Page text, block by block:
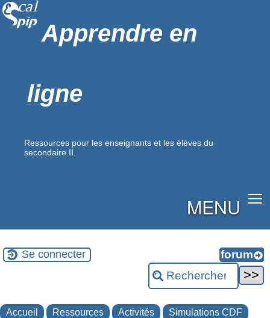
Apprendre en
ligne
Ressources pour les enseignants et les élèves du
secondaire II.
MENU
Se connecter
Accueil Ressources Activités Simulations CDF